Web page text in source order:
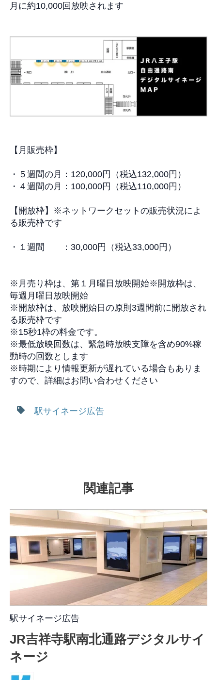
月に約10,000回放映されます
【 月販売枠】
・５週間の月： 120,000円（税込132,000円）
・４週間の月： 100,000円（税込110,000円）
【 開放枠】※ネットワークセットの販売状況によ
る販売枠です
・１週間 ： 30,000円（税込33,000円）
※ 月売り枠は、第１月曜日放映開始※ 開放枠は、
毎週月曜日放映開始
※ 開放枠は、放映開始日の原則 3週間前に開放され
る販売枠です
※15秒1枠の料金です。
※最低放映回数は、緊急時放映支障を含め90%稼
動時の回数とします
※時期により情報更新が遅れている場合もありま
すので、 詳細はお問い合わせください
駅サイネージ広告
関連記事
駅サイネージ広告
JR吉祥寺駅南北通路デジタルサイ
ネージ